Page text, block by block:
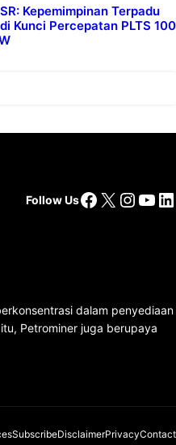
Kepemimpinan Terpadu
Kunci Percepatan PLTS 100
Follow UsFacebook
X
dalam penyediaan
Petrominer juga berupaya
SubscribeDisclaimerPrivacyContact